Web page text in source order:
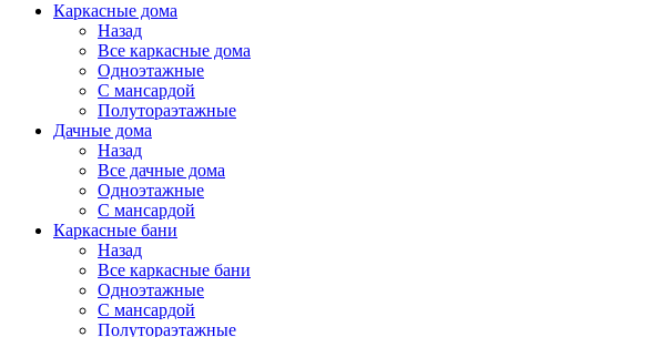
Каркасные дома
Назад
Все каркасные дома
Одноэтажные
С мансардой
Полутораэтажные
Дачные дома
Назад
Все дачные дома
Одноэтажные
С мансардой
Каркасные бани
Назад
Все каркасные бани
Одноэтажные
С мансардой
Полутораэтажные